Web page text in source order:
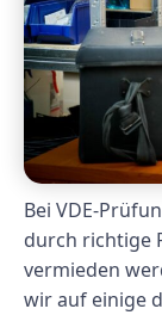
Bei VDE-
durch richtige
vermieden
wir auf einige